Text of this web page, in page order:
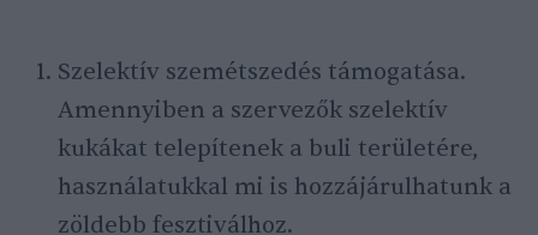
Szelektív szemétszedés támogatása.
Amennyiben a szervezők szelektív
kukákat telepítenek a buli területére,
használatukkal mi is hozzájárulhatunk a
zöldebb fesztiválhoz.